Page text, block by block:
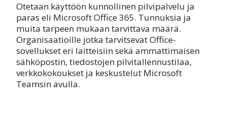
Otetaan käyttöön kunnollinen pilvipalvelu ja
paras eli Microsoft Office 365. Tunnuksia ja
muita tarpeen mukaan tarvittava määrä.
Organisaatioille jotka tarvitsevat Office-
sovellukset eri laitteisiin sekä ammattimaisen
sähköpostin, tiedostojen pilvitallennustilaa,
verkkokokoukset ja keskustelut Microsoft
Teamsin avulla.